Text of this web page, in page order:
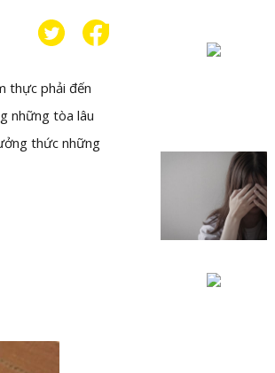
thực phải đến
những tòa lâu
thức những